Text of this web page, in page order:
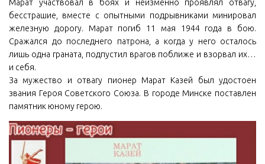
Марат участвовал в боях и неизменно проявлял отвагу,
бесстрашие, вместе с опытными подрывниками минировал
железную дорогу. Марат погиб 11 мая 1944 года в бою.
Сражался до последнего патрона, а когда у него осталось
лишь одна граната, подпустил врагов поближе и взорвал их…
и себя.
За мужество и отвагу пионер Марат Казей был удостоен
звания Героя Советского Союза. В городе Минске поставлен
памятник юному герою.